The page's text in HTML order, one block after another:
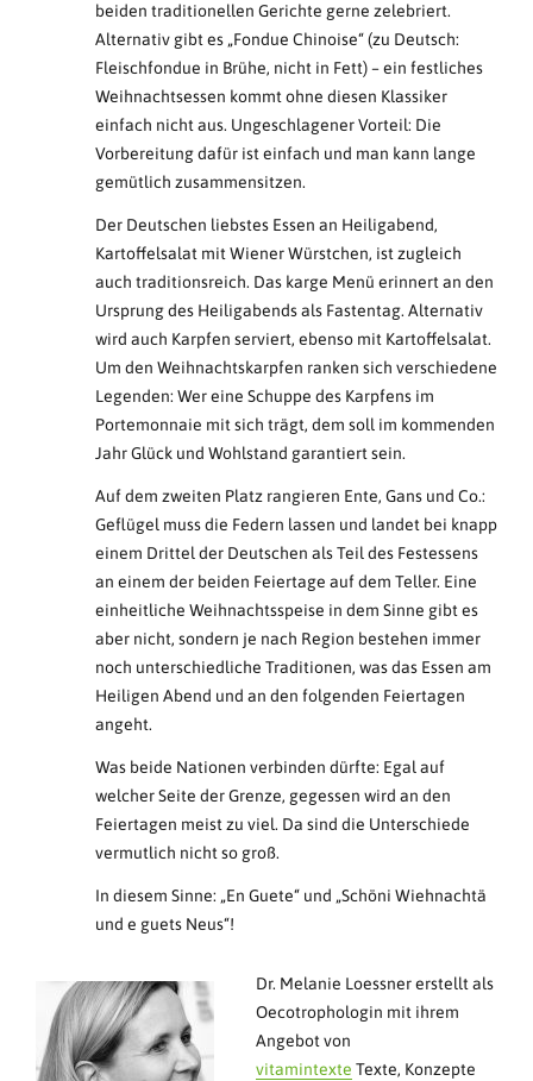
beiden traditionellen Gerichte gerne zelebriert.
Alternativ gibt es „Fondue Chinoise“ (zu Deutsch:
Fleischfondue in Brühe, nicht in Fett) – ein festliches
Weihnachtsessen kommt ohne diesen Klassiker
einfach nicht aus. Ungeschlagener Vorteil: Die
Vorbereitung dafür ist einfach und man kann lange
gemütlich zusammensitzen.
Der Deutschen liebstes Essen an Heiligabend,
Kartoffelsalat mit Wiener Würstchen, ist zugleich
auch traditionsreich. Das karge Menü erinnert an den
Ursprung des Heiligabends als Fastentag. Alternativ
wird auch Karpfen serviert, ebenso mit Kartoffelsalat.
Um den Weihnachtskarpfen ranken sich verschiedene
Legenden: Wer eine Schuppe des Karpfens im
Portemonnaie mit sich trägt, dem soll im kommenden
Jahr Glück und Wohlstand garantiert sein.
Auf dem zweiten Platz rangieren Ente, Gans und Co.:
Geflügel muss die Federn lassen und landet bei knapp
einem Drittel der Deutschen als Teil des Festessens
an einem der beiden Feiertage auf dem Teller. Eine
einheitliche Weihnachtsspeise in dem Sinne gibt es
aber nicht, sondern je nach Region bestehen immer
noch unterschiedliche Traditionen, was das Essen am
Heiligen Abend und an den folgenden Feiertagen
angeht.
Was beide Nationen verbinden dürfte: Egal auf
welcher Seite der Grenze, gegessen wird an den
Feiertagen meist zu viel. Da sind die Unterschiede
vermutlich nicht so groß.
In diesem Sinne: „En Guete“ und „Schöni Wiehnachtä
und e guets Neus“!
Dr. Melanie Loessner erstellt als
Oecotrophologin mit ihrem
Angebot von
vitamintexte Texte, Konzepte